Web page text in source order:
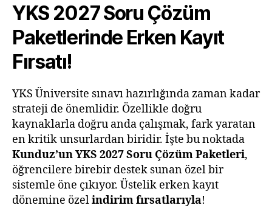
YKS 2027 Soru Çözüm
Paketlerinde Erken Kayıt
Fırsatı!
YKS Üniversite sınavı hazırlığında zaman kadar
strateji de önemlidir. Özellikle doğru
kaynaklarla doğru anda çalışmak, fark yaratan
en kritik unsurlardan biridir. İşte bu noktada
Kunduz’un YKS 2027 Soru Çözüm Paketleri,
öğrencilere birebir destek sunan özel bir
sistemle öne çıkıyor. Üstelik erken kayıt
dönemine özelindirim fırsatlarıyla!